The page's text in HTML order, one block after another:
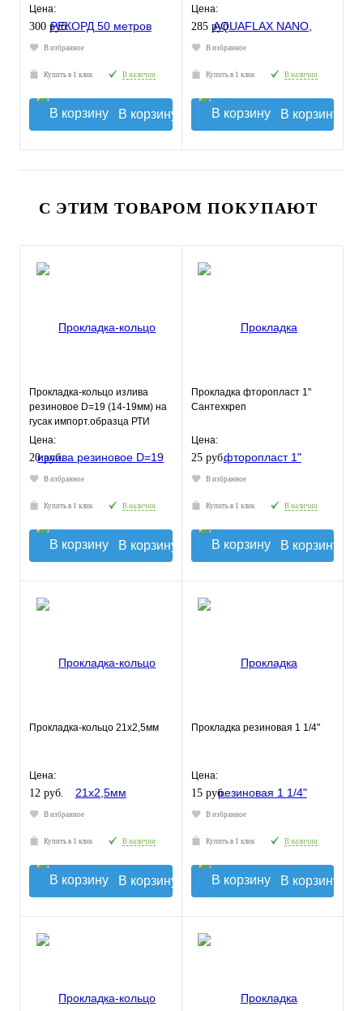
Цена:
300 руб.
В избранное
Купить в 1 клик В наличии
В корзину
Цена:
285 руб.
В избранное
Купить в 1 клик В наличии
В корзину
С ЭТИМ ТОВАРОМ ПОКУПАЮТ
Прокладка-кольцо излива
резиновое D=19 (14-19мм) на
гусак импорт.образца РТИ
Цена:
20 руб.
В избранное
Купить в 1 клик В наличии
В корзину
Прокладка фторопласт 1"
Сантехкреп
Цена:
25 руб.
В избранное
Купить в 1 клик В наличии
В корзину
Прокладка-кольцо 21х2,5мм
Цена:
12 руб.
В избранное
Купить в 1 клик В наличии
В корзину
Прокладка резиновая 1 1/4"
Цена:
15 руб.
В избранное
Купить в 1 клик В наличии
В корзину